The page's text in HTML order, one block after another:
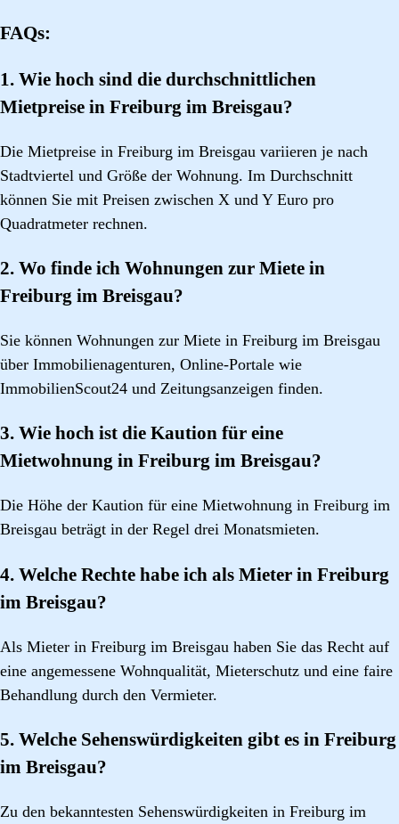
FAQs:
1. Wie hoch sind die durchschnittlichen
Mietpreise in Freiburg im Breisgau?
Die Mietpreise in Freiburg im Breisgau variieren je nach
Stadtviertel und Größe der Wohnung. Im Durchschnitt
können Sie mit Preisen zwischen X und Y Euro pro
Quadratmeter rechnen.
2. Wo finde ich Wohnungen zur Miete in
Freiburg im Breisgau?
Sie können Wohnungen zur Miete in Freiburg im Breisgau
über Immobilienagenturen, Online-Portale wie
ImmobilienScout24 und Zeitungsanzeigen finden.
3. Wie hoch ist die Kaution für eine
Mietwohnung in Freiburg im Breisgau?
Die Höhe der Kaution für eine Mietwohnung in Freiburg im
Breisgau beträgt in der Regel drei Monatsmieten.
4. Welche Rechte habe ich als Mieter in Freiburg
im Breisgau?
Als Mieter in Freiburg im Breisgau haben Sie das Recht auf
eine angemessene Wohnqualität, Mieterschutz und eine faire
Behandlung durch den Vermieter.
5. Welche Sehenswürdigkeiten gibt es in Freiburg
im Breisgau?
Zu den bekanntesten Sehenswürdigkeiten in Freiburg im